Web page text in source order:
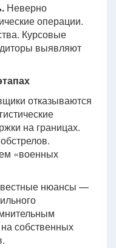
Неверно
операции.
Курсовые
выявляют
отказываются
на границах.
«военных
нюансы —
собственных